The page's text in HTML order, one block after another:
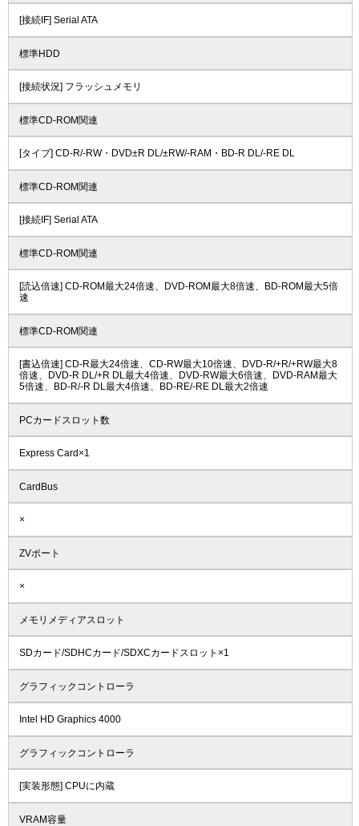
[接続IF] Serial ATA
標準HDD
[接続状況] フラッシュメモリ
標準CD-ROM関連
[タイプ] CD-R/-RW・DVD±R DL/±RW/-RAM・BD-R DL/-RE DL
標準CD-ROM関連
[接続IF] Serial ATA
標準CD-ROM関連
[読込倍速] CD-ROM最大24倍速、DVD-ROM最大8倍速、BD-ROM最大5倍
速
標準CD-ROM関連
[書込倍速] CD-R最大24倍速、CD-RW最大10倍速、DVD-R/+R/+RW最大8
倍速、DVD-R DL/+R DL最大4倍速、DVD-RW最大6倍速、DVD-RAM最大
5倍速、BD-R/-R DL最大4倍速、BD-RE/-RE DL最大2倍速
PCカードスロット数
Express Card×1
CardBus
×
ZVポート
×
メモリメディアスロット
SDカード/SDHCカード/SDXCカードスロット×1
グラフィックコントローラ
Intel HD Graphics 4000
グラフィックコントローラ
[実装形態] CPUに内蔵
VRAM容量